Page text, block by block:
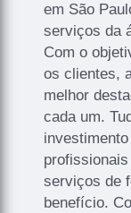
em São
serviços da
Com o
os clientes,
melhor
cada um.
serviços de
benefício.